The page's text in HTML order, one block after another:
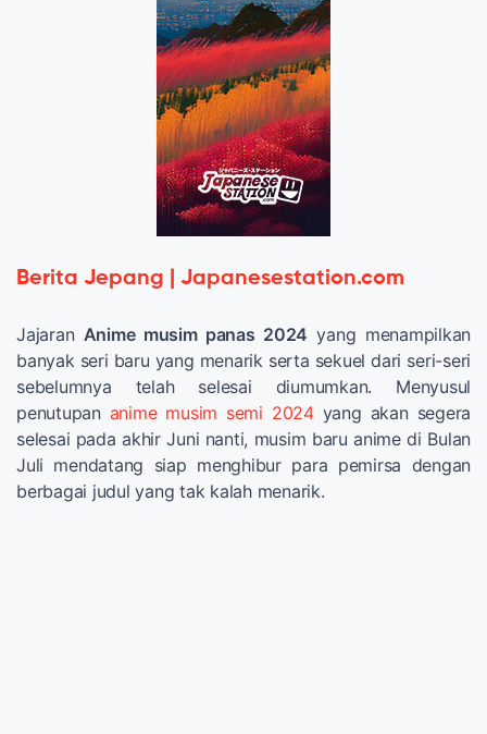
Berita Jepang | Japanesestation.com
Jajaran Anime musim panas 2024 yang menampilkan
banyak seri baru yang menarik serta sekuel dari seri-seri
sebelumnya telah selesai diumumkan. Menyusul
penutupan anime musim semi 2024yang akan segera
selesai pada akhir Juni nanti, musim baru anime di Bulan
Juli mendatang siap menghibur para pemirsa dengan
berbagai judul yang tak kalah menarik.